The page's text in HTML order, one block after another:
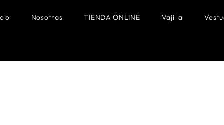
Nosotros TIENDA ONLINE Vajilla